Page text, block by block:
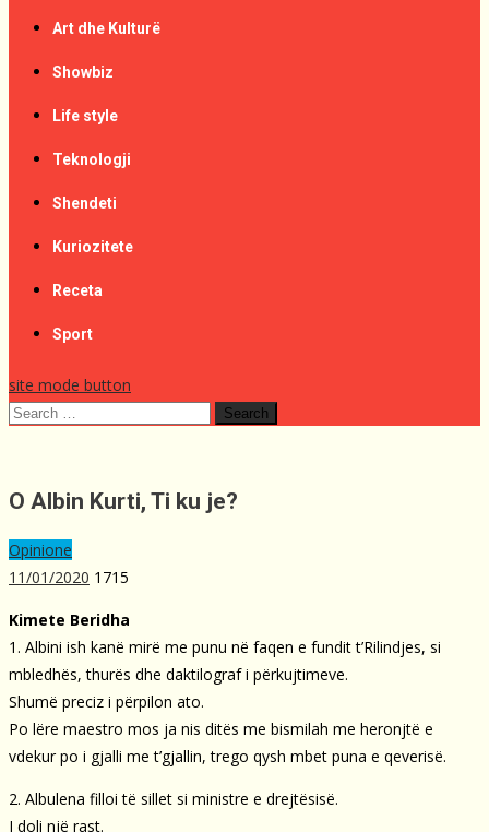
Art dhe Kulturë
Showbiz
Life style
Teknologji
Shendeti
Kuriozitete
Receta
Sport
site mode button
Search
O Albin Kurti, Ti ku je?
Opinione
11/01/2020 1715
Kimete Beridha
1. Albini ish kanë mirë me punu në faqen e fundit t’Rilindjes, si
mbledhës, thurës dhe daktilograf i përkujtimeve.
Shumë preciz i përpilon ato.
Po lëre maestro mos ja nis ditës me bismilah me heronjtë e
vdekur po i gjalli me t’gjallin, trego qysh mbet puna e qeverisë.
2. Albulena filloi të sillet si ministre e drejtësisë.
I doli një rast.